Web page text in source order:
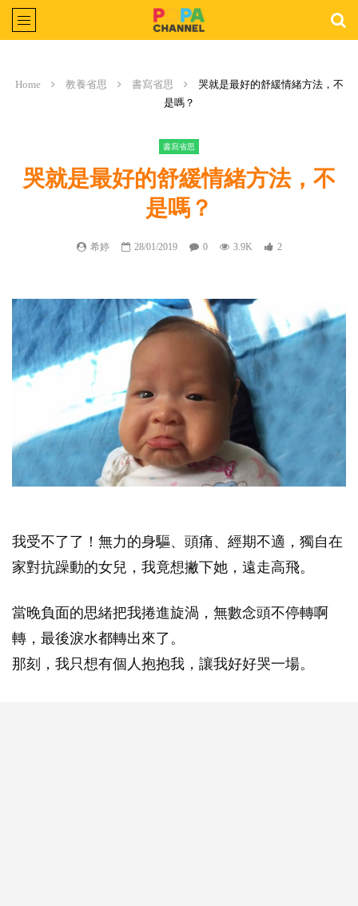
Home 教養省思 書寫省思
哭就是最好的舒緩情緒方法，不
是嗎？
書寫省思
哭就是最好的舒緩情緒方法，不
是嗎？
希婷 28/01/2019 0 3.9K 2
我受不了了！無力的身驅、頭痛、經期不適，獨自在
家對抗躁動的女兒，我竟想撇下她，遠走高飛。
當晚負面的思緒把我捲進旋渦，無數念頭不停轉啊
轉，最後淚水都轉出來了。
那刻，我只想有個人抱抱我，讓我好好哭一場。